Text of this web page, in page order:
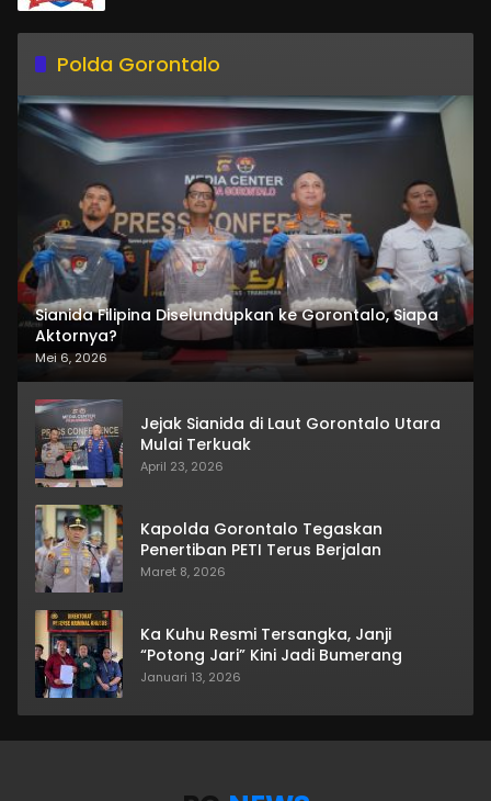
Polda Gorontalo
Sianida Filipina Diselundupkan ke Gorontalo, Siapa
Aktornya?
Mei 6, 2026
Jejak Sianida di Laut Gorontalo Utara
Mulai Terkuak
April 23, 2026
Kapolda Gorontalo Tegaskan
Penertiban PETI Terus Berjalan
Maret 8, 2026
Ka Kuhu Resmi Tersangka, Janji
“Potong Jari” Kini Jadi Bumerang
Januari 13, 2026